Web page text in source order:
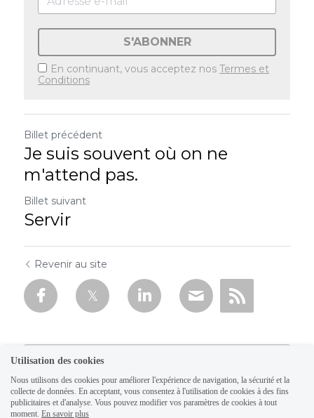
S'ABONNER
En continuant, vous acceptez nos Termes et
Conditions
Billet précédent
Je suis souvent où on ne
m'attend pas.
Billet suivant
Servir
Revenir au site
Utilisation des cookies
Nous utilisons des cookies pour améliorer l'expérience de navigation, la sécurité et la
collecte de données. En acceptant, vous consentez à l'utilisation de cookies à des fins
publicitaires et d'analyse. Vous pouvez modifier vos paramètres de cookies à tout
moment. En savoir plus